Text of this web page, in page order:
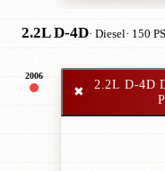
2.2L D-4D· Diesel· 150 PS
2006
✖
2.2L D-4D